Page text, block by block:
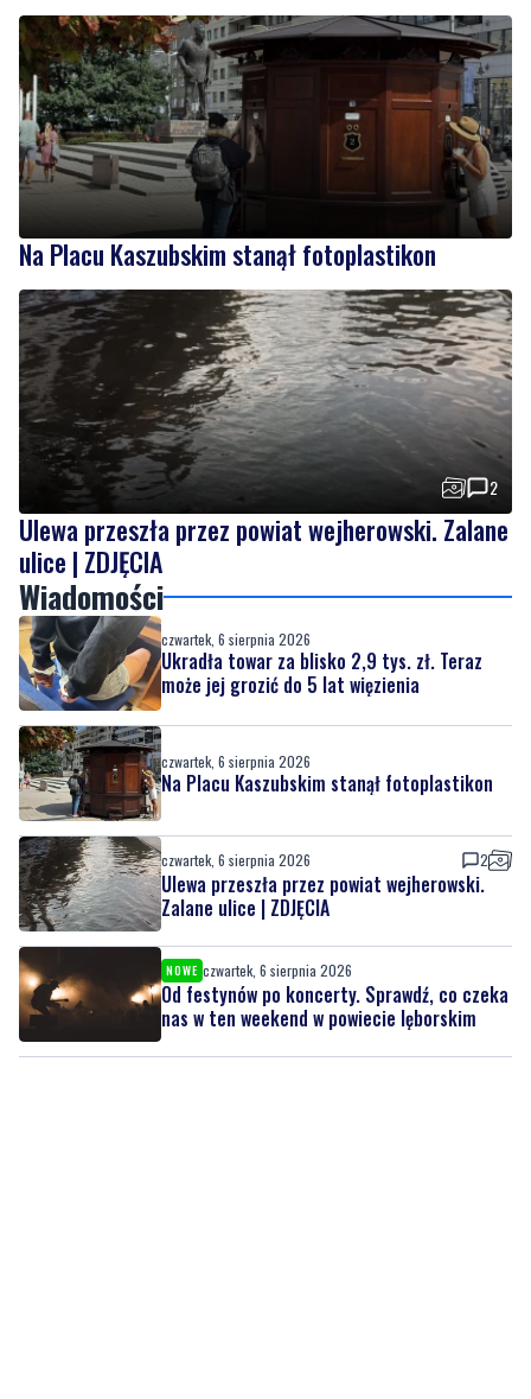
Na Placu Kaszubskim stanął fotoplastikon
2
Ulewa przeszła przez powiat wejherowski. Zalane
ulice | ZDJĘCIA
Wiadomości
czwartek, 6 sierpnia 2026
Ukradła towar za blisko 2,9 tys. zł. Teraz
może jej grozić do 5 lat więzienia
czwartek, 6 sierpnia 2026
Na Placu Kaszubskim stanął fotoplastikon
czwartek, 6 sierpnia 2026 2
Ulewa przeszła przez powiat wejherowski.
Zalane ulice | ZDJĘCIA
NOWE czwartek, 6 sierpnia 2026
Od festynów po koncerty. Sprawdź, co czeka
nas w ten weekend w powiecie lęborskim